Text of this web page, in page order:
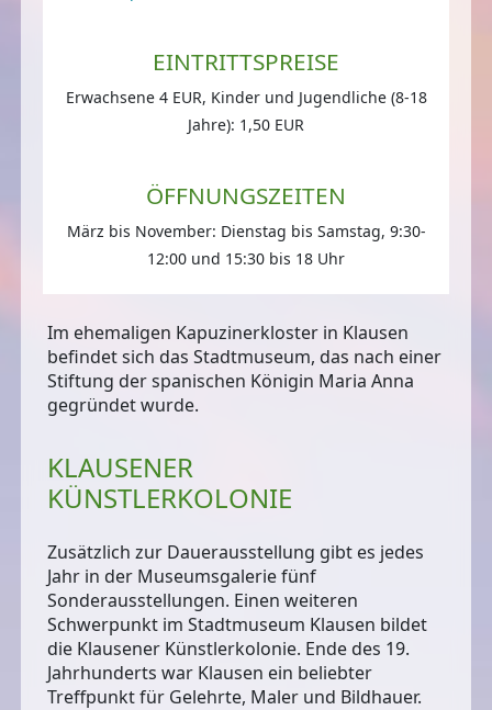
EINTRITTSPREISE
Erwachsene 4 EUR, Kinder und Jugendliche (8-18
Jahre): 1,50 EUR
ÖFFNUNGSZEITEN
März bis November: Dienstag bis Samstag, 9:30-
12:00 und 15:30 bis 18 Uhr
Im ehemaligen Kapuzinerkloster in Klausen
befindet sich das Stadtmuseum, das nach einer
Stiftung der spanischen Königin Maria Anna
gegründet wurde.
KLAUSENER
KÜNSTLERKOLONIE
Zusätzlich zur Dauerausstellung gibt es jedes
Jahr in der Museumsgaleriefünf
Sonderausstellungen. Einen weiteren
Schwerpunkt im Stadtmuseum Klausen bildet
die Klausener Künstlerkolonie. Ende des 19.
Jahrhunderts war Klausen ein beliebter
Treffpunkt für Gelehrte, Maler und Bildhauer.